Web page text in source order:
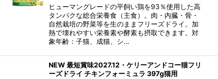
ヒューマングレードの平飼い鶏を93％使用した高
タンパクな総合栄養食（主食）。肉・内臓・骨・
自然栽培の野菜等を生のままフリーズドライ。加
熱で壊れやすい栄養素や酵素も摂取できます。対
象年齢：子猫、成猫、シ…
NEW 最短賞味2027.12・ケリーアンドコー猫フリ
ーズドライ チキンフォーミュラ 397g猫用